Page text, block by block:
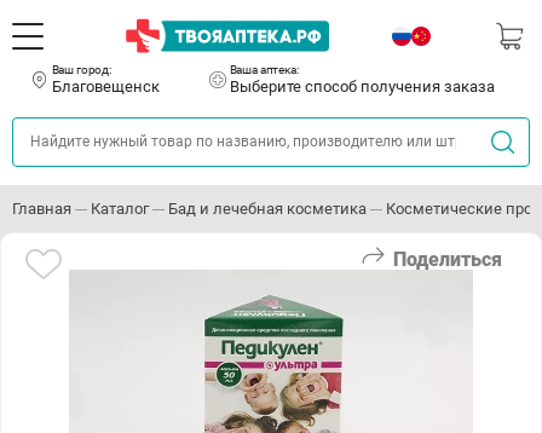
Ваш город:
Благовещенск
Ваша аптека:
Выберите способ получения заказа
Главная Каталог Бад и лечебная косметика Косметические
Поделиться